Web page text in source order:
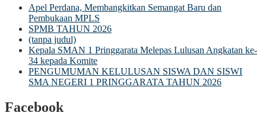
Apel Perdana, Membangkitkan Semangat Baru dan
Pembukaan MPLS
SPMB TAHUN 2026
(tanpa judul)
Kepala SMAN 1 Pringgarata Melepas Lulusan Angkatan ke-
34 kepada Komite
PENGUMUMAN KELULUSAN SISWA DAN SISWI
SMA NEGERI 1 PRINGGARATA TAHUN 2026
Facebook